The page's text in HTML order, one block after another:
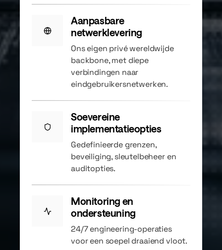
Aanpasbare
netwerklevering
Ons eigen privé wereldwijde
backbone, met diepe
verbindingen naar
eindgebruikersnetwerken.
Soevereine
implementatieopties
Gedefinieerde grenzen,
beveiliging, sleutelbeheer en
auditopties.
Monitoring en
ondersteuning
24/7 engineering-operaties
voor een soepel draaiend vloot.